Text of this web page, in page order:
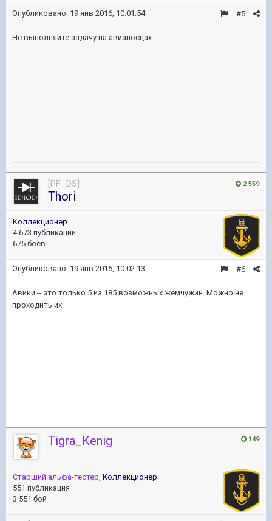
#5
Опубликовано: 19 янв 2016, 10:01:54
Не выполняйте задачу на авианосцах
2 559
[PF_DS]
Thori
Коллекционер
4 673 публикации
675 боёв
#6
Опубликовано: 19 янв 2016, 10:02:13
Авики -- это только 5 из 185 возможных жемчужин. Можно не
проходить их
149
Tigra_Kenig
Старший альфа-тестер, Коллекционер
551 публикация
3 551 бой